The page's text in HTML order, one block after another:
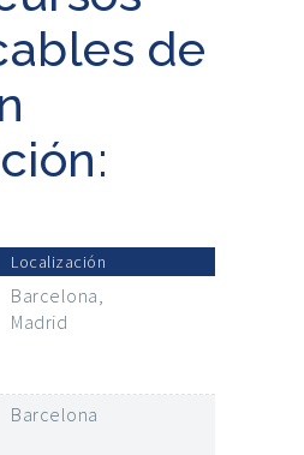
de
Localización
Barcelona,
Madrid
Barcelona